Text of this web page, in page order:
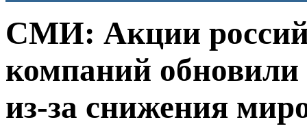
СМИ: Акции
компаний
из-за снижения